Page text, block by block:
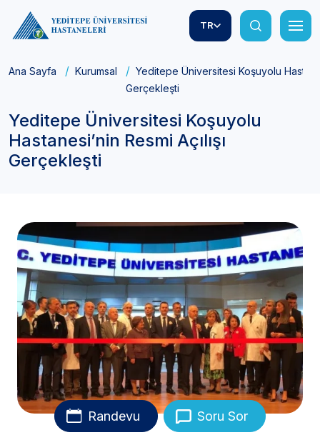
TR
Ana Sayfa Kurumsal
Yeditepe Üniversitesi Koşuyolu
Gerçekleşti
Yeditepe Üniversitesi Koşuyolu
Hastanesi’nin Resmi Açılışı
Gerçekleşti
Randevu Soru Sor